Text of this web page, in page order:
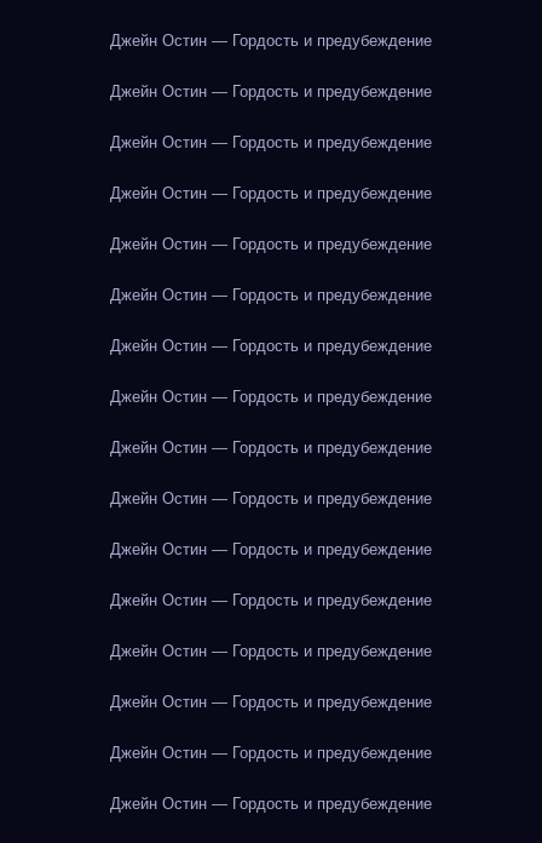
Джейн Остин — Гордость и предубеждение
Джейн Остин — Гордость и предубеждение
Джейн Остин — Гордость и предубеждение
Джейн Остин — Гордость и предубеждение
Джейн Остин — Гордость и предубеждение
Джейн Остин — Гордость и предубеждение
Джейн Остин — Гордость и предубеждение
Джейн Остин — Гордость и предубеждение
Джейн Остин — Гордость и предубеждение
Джейн Остин — Гордость и предубеждение
Джейн Остин — Гордость и предубеждение
Джейн Остин — Гордость и предубеждение
Джейн Остин — Гордость и предубеждение
Джейн Остин — Гордость и предубеждение
Джейн Остин — Гордость и предубеждение
Джейн Остин — Гордость и предубеждение